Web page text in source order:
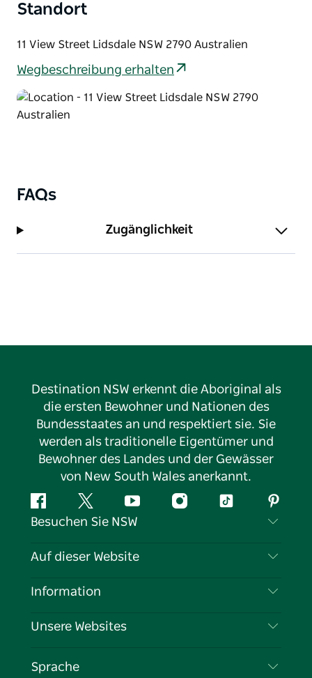
Standort
11 View Street Lidsdale NSW 2790 Australien
Wegbeschreibung erhalten
FAQs
Zugänglichkeit
Destination NSW erkennt die Aboriginal als
die ersten Bewohner und Nationen des
Bundesstaates an und respektiert sie. Sie
werden als traditionelle Eigentümer und
Bewohner des Landes und der Gewässer
von New South Wales anerkannt.
FacebookTwitter YouTubeInstagramTikTok
Besuchen Sie NSW
Kontaktieren Sie uns
Cookie-Hinweis
Auf dieser Website
Reiseziele
Veranstaltungen
Information
Reiseinformationen
Unternehmen in NSW
Unsere Websites
Sprache